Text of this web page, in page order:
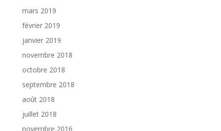
mars 2019
février 2019
janvier 2019
novembre 2018
octobre 2018
septembre 2018
août 2018
juillet 2018
novembre 2016